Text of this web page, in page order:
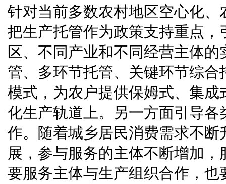
针对当前多数农村地区空心化
把生产托管作为政策支持重点
区、不同产业和不同经营主体
管、多环节托管、关键环节综
模式，为农户提供保姆式、集
化生产轨道上。另一方面引导
作。随着城乡居民消费需求不
展，参与服务的主体不断增加
要服务主体与生产组织合作，